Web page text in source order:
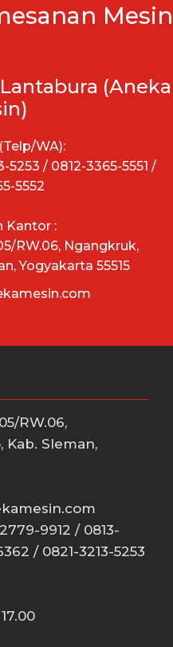
Mesin
(Aneka
WA):
5253 / 0812-3365-5551 /
5552
Kantor :
RW.06, Ngangkruk,
Yogyakarta 55515
RW.06,
Kab. Sleman,
9912 / 0813-
/ 0821-3213-5253